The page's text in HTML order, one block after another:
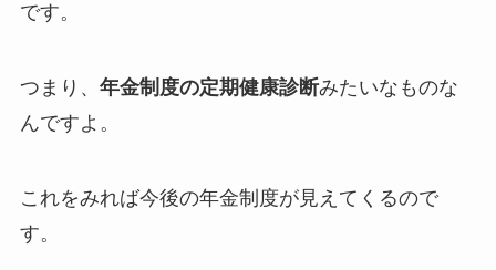
です。
つまり、 年金制度の定期健康診断みたいなものな
んですよ。
これをみれば今後の年金制度が見えてくるので
す。